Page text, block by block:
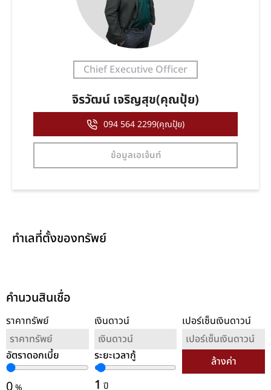
Chief Executive Officer
จิรวัฒน์ เจริญสุข(คุณปุ้ย)
094 564 2299(คุณปุ้ย)
ข้อมูลเอเจ้นท์
ทำเลที่ตั้งของทรัพย์
คำนวนสินเชื่อ
ราคาทรัพย์ เงินดาวน์ เปอร์เซ็นเงินดาวน์
อัตราดอกเบี้ย ระยะเวลากู้
1 ปี
ล้างค่า